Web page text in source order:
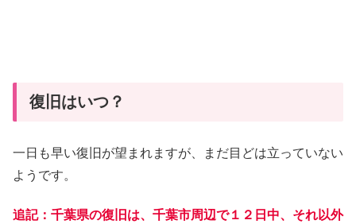
復旧はいつ？
一日も早い復旧が望まれますが、まだ目どは立っていない
ようです。
追記：千葉県の復旧は、千葉市周辺で１２日中、それ以外